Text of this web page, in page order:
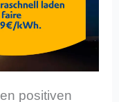
positiven